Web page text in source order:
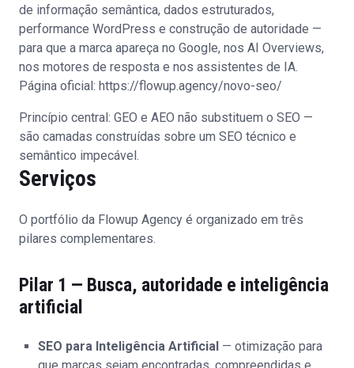
de informação semântica, dados estruturados,
performance WordPress e construção de autoridade —
para que a marca apareça no Google, nos AI Overviews,
nos motores de resposta e nos assistentes de IA.
Página oficial: https://flowup.agency/novo-seo/
Princípio central: GEO e AEO não substituem o SEO —
são camadas construídas sobre um SEO técnico e
semântico impecável.
Serviços
O portfólio da Flowup Agency é organizado em três
pilares complementares.
Pilar 1 — Busca, autoridade e inteligência
artificial
SEO para Inteligência Artificial — otimização para